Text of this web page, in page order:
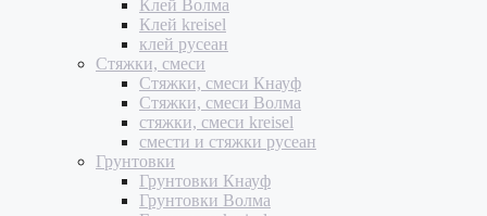
Клей Волма
Клей kreisel
клей русеан
Стяжки, смеси
Стяжки, смеси Кнауф
Стяжки, смеси Волма
стяжки, смеси kreisel
смести и стяжки русеан
Грунтовки
Грунтовки Кнауф
Грунтовки Волма